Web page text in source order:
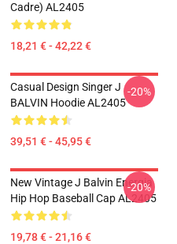
Cadre) AL2405
18,21 € - 42,22 €
Casual Design Singer J
BALVIN Hoodie AL2405
39,51 € - 45,95 €
-20%
New Vintage J Balvin Energia
Hip Hop Baseball Cap AL2405
19,78 € - 21,16 €
-20%